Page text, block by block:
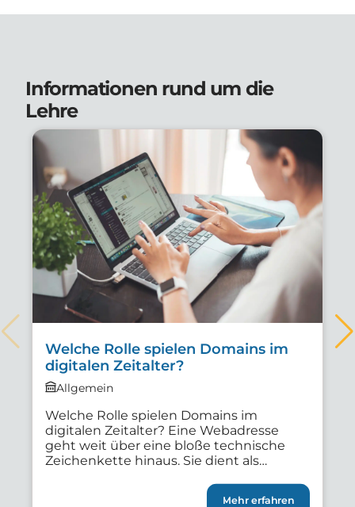
Informationen rund um die
Lehre
Welche Rolle spielen Domains im
digitalen Zeitalter?
Allgemein
Welche Rolle spielen Domains im
digitalen Zeitalter? Eine Webadresse
geht weit über eine bloße technische
Zeichenkette hinaus. Sie dient als
und erster Kontaktpunkt zu digitalen
Mehr erfahren